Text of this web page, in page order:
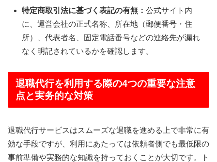
特定商取引法に基づく表記の有無：公式サイト内
に、運営会社の正式名称、所在地（郵便番号・住
所）、代表者名、固定電話番号などの連絡先が漏れ
なく明記されているかを確認します。
退職代行を利用する際の4つの重要な注意
点と実务的な対策
退職代行サービスはスムーズな退職を進める上で非常に有
効な手段ですが、利用にあたっては依頼者側でも最低限の
事前準備や実務的な知識を持っておくことが大切です。ト